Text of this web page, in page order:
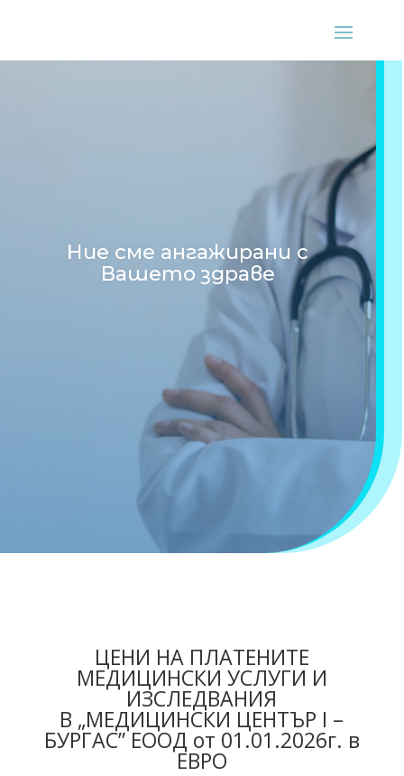
Ние сме ангажирани с
Вашето здраве
ЦЕНИ НА ПЛАТЕНИТЕ
МЕДИЦИНСКИ УСЛУГИ И
ИЗСЛЕДВАНИЯ
В „МЕДИЦИНСКИ ЦЕНТЪР І –
БУРГАС” ЕООД от 01.01.2026г. в
ЕВРО